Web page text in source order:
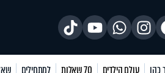
כהן עולם הילדים 70 שאלות למתחילים